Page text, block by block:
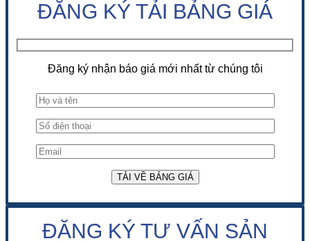
ĐĂNG KÝ TẢI BẢNG GIÁ
Đăng ký nhận báo giá mới nhất từ chúng tôi
ĐĂNG KÝ TƯ VẤN SẢN